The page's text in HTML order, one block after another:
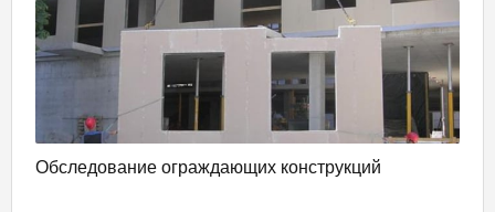
Обследование ограждающих конструкций